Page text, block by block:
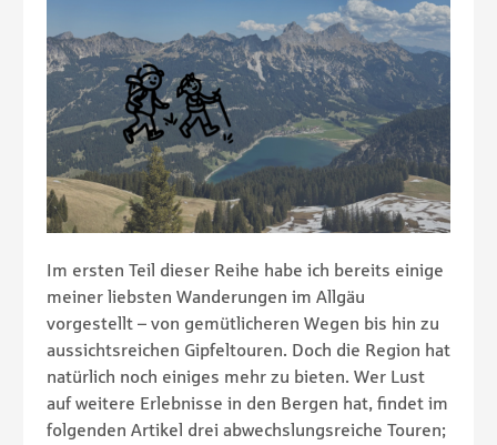
Im ersten Teil dieser Reihe habe ich bereits einige
meiner liebsten Wanderungen im Allgäu
vorgestellt – von gemütlicheren Wegen bis hin zu
aussichtsreichen Gipfeltouren. Doch die Region hat
natürlich noch einiges mehr zu bieten. Wer Lust
auf weitere Erlebnisse in den Bergen hat, findet im
folgenden Artikel drei abwechslungsreiche Touren;